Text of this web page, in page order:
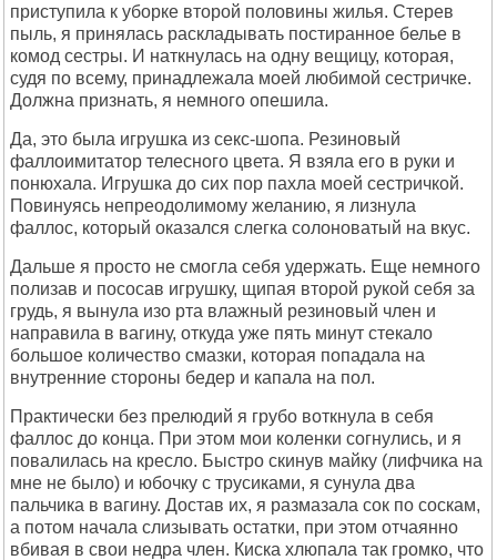
приступила к уборке второй половины жилья. Стерев
пыль, я принялась раскладывать постиранное белье в
комод сестры. И наткнулась на одну вещицу, которая,
судя по всему, принадлежала моей любимой сестричке.
Должна признать, я немного опешила.
Да, это была игрушка из секс-шопа. Резиновый
фаллоимитатор телесного цвета. Я взяла его в руки и
понюхала. Игрушка до сих пор пахла моей сестричкой.
Повинуясь непреодолимому желанию, я лизнула
фаллос, который оказался слегка солоноватый на вкус.
Дальше я просто не смогла себя удержать. Еще немного
полизав и пососав игрушку, щипая второй рукой себя за
грудь, я вынула изо рта влажный резиновый член и
направила в вагину, откуда уже пять минут стекало
большое количество смазки, которая попадала на
внутренние стороны бедер и капала на пол.
Практически без прелюдий я грубо воткнула в себя
фаллос до конца. При этом мои коленки согнулись, и я
повалилась на кресло. Быстро скинув майку (лифчика на
мне не было) и юбочку с трусиками, я сунула два
пальчика в вагину. Достав их, я размазала сок по соскам,
а потом начала слизывать остатки, при этом отчаянно
вбивая в свои недра член. Киска хлюпала так громко, что